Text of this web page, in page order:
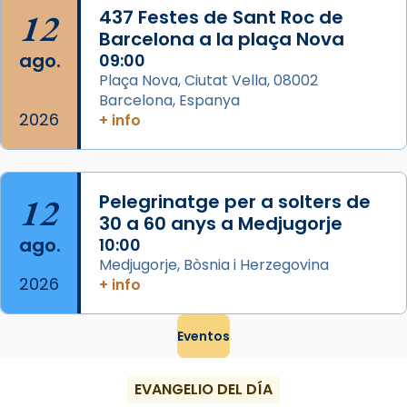
View on Facebook · Share
12
ago.
2026
437 Festes de Sant Roc de
Barcelona a la plaça Nova
09:00
Plaça Nova, Ciutat Vella, 08002
Barcelona, Espanya
+ info
12
ago.
2026
Pelegrinatge per a solters de
30 a 60 anys a Medjugorje
10:00
Medjugorje, Bòsnia i Herzegovina
+ info
Eventos
EVANGELIO DEL DÍA